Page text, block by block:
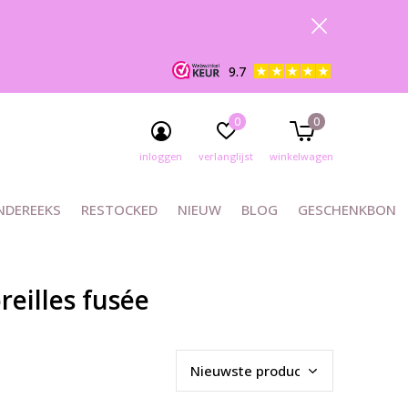
RESTOCKED NIEUW BLOG GESCHENKBON
inloggen verlanglijst
0
winkelwagen
0
9.7
fusée